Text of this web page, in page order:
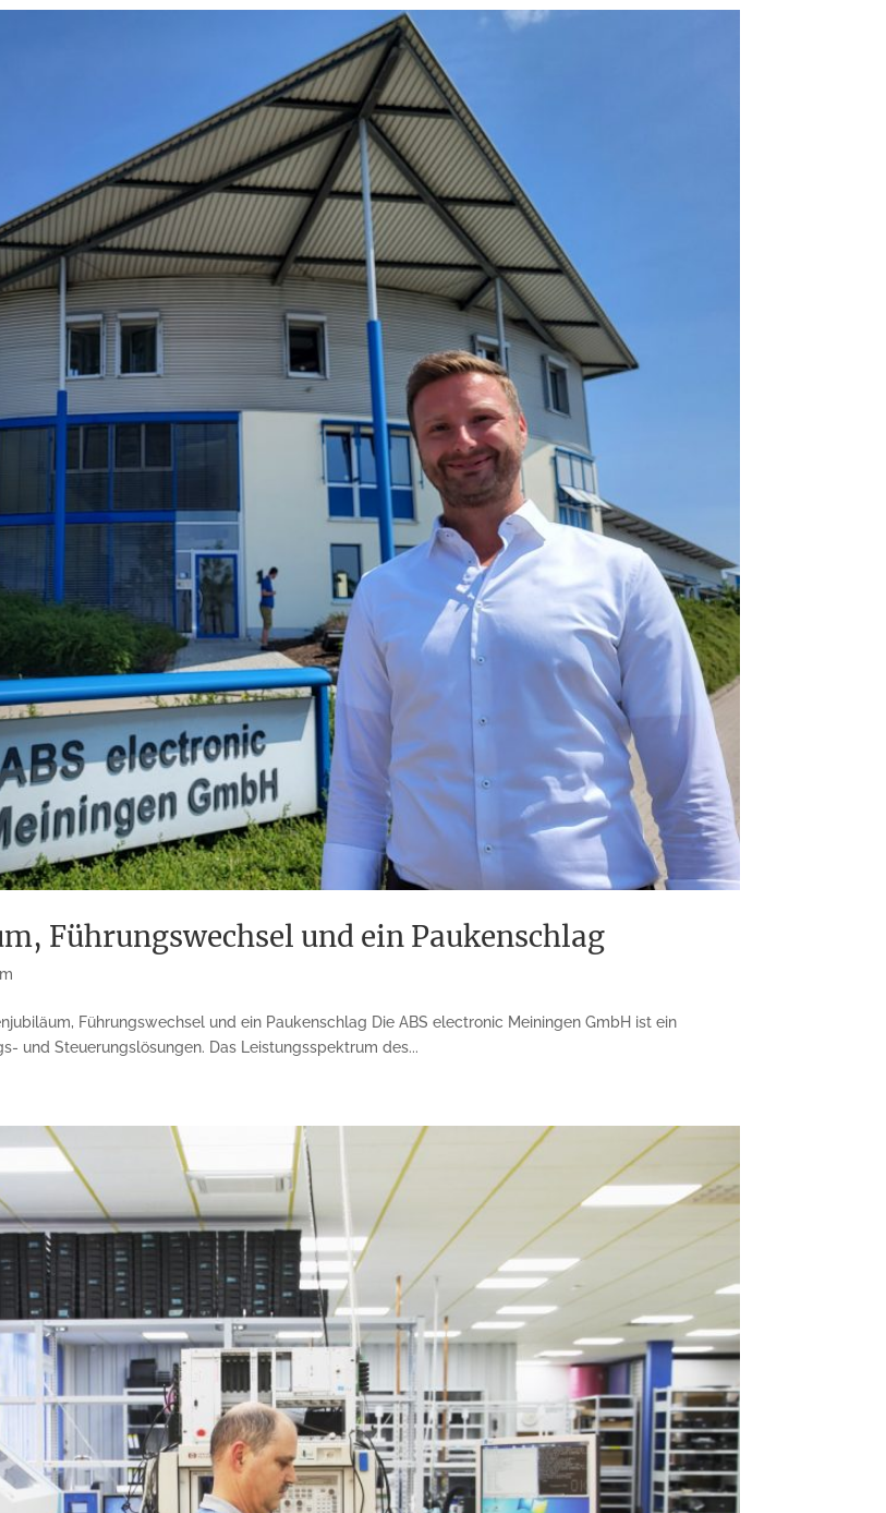
Führungswechsel und ein Paukenschlag
Führungswechsel und ein Paukenschlag Die ABS electronic Meiningen GmbH ist ein
und Steuerungslösungen. Das Leistungsspektrum des...